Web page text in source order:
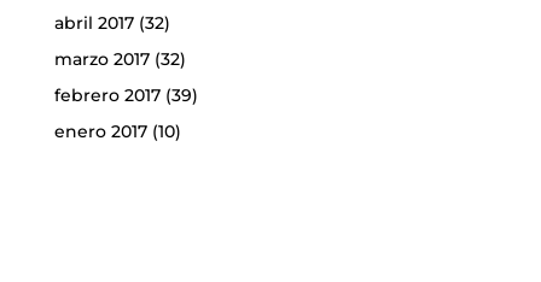
abril 2017(32)
marzo 2017(32)
febrero 2017(39)
enero 2017(10)